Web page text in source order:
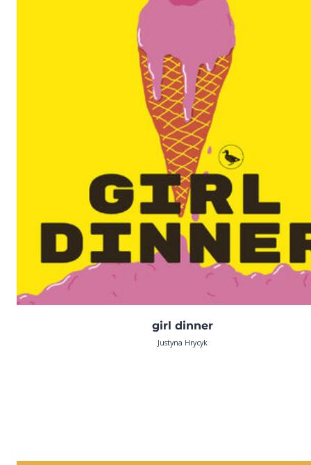
girl dinner
Justyna Hrycyk